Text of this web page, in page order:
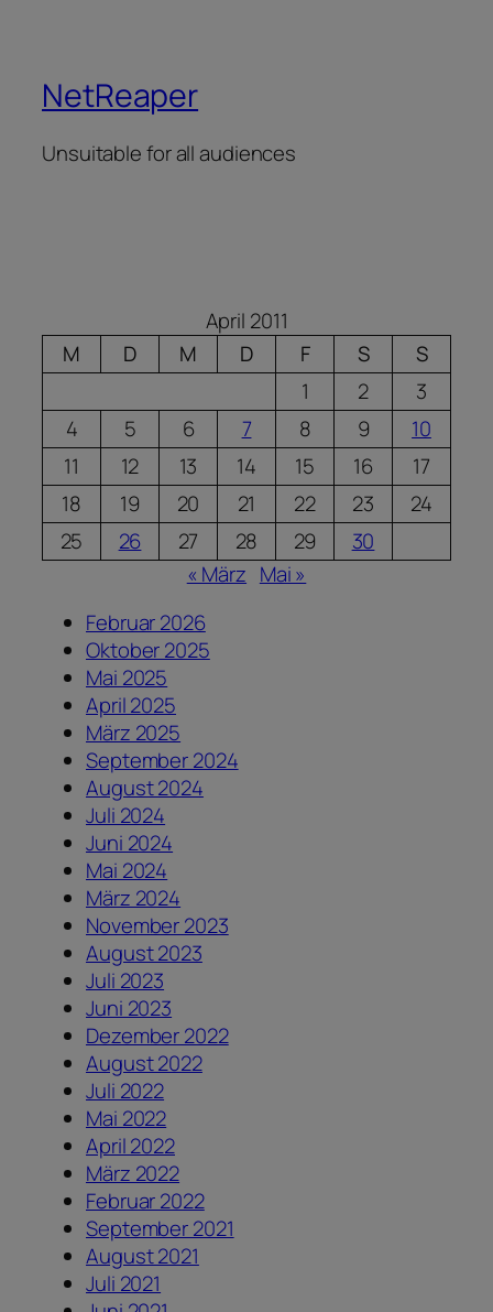
NetReaper
Unsuitable for all audiences
April 2011
M
D M D F S
S
1
2
3
4
5 6 7 8 9
10
11
12 13 14 15 16
17
18
19 20 21 22 23
24
25
26 27 28 29
30
« März Mai »
Februar 2026
Oktober 2025
Mai 2025
April 2025
März 2025
September 2024
August 2024
Juli 2024
Juni 2024
Mai 2024
März 2024
November 2023
August 2023
Juli 2023
Juni 2023
Dezember 2022
August 2022
Juli 2022
Mai 2022
April 2022
März 2022
Februar 2022
September 2021
August 2021
Juli 2021